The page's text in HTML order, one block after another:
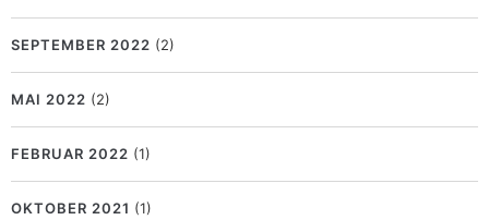
SEPTEMBER 2022 (2)
MAI 2022 (2)
FEBRUAR 2022 (1)
OKTOBER 2021 (1)